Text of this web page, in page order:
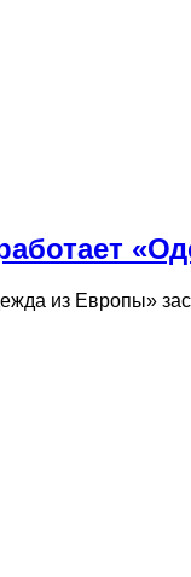
из Европы»